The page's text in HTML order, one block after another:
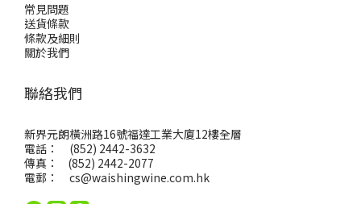
常見問題
送貨條款
條款及細則
關於我們
聯絡我們
新界元朗橫洲路16號福達工業大廈12樓全層
電話： (852) 2442-3632
傳真： (852) 2442-2077
電郵： cs@waishingwine.com.hk